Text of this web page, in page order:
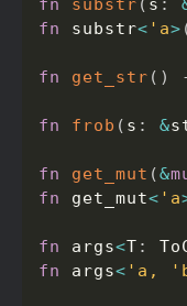
fn
substr< 'a>
fn get_str ( )
fn frob ( s : &
fn get_mut (&
fn
get_mut< 'a
fn args<T :
fn
args< 'a,